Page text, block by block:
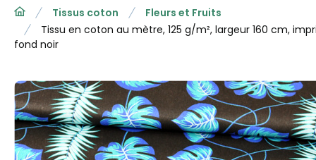
Tissus coton
Fleurs et Fruits
Tissu en coton au mètre, 125 g/m², largeur 160 cm,
fond noir